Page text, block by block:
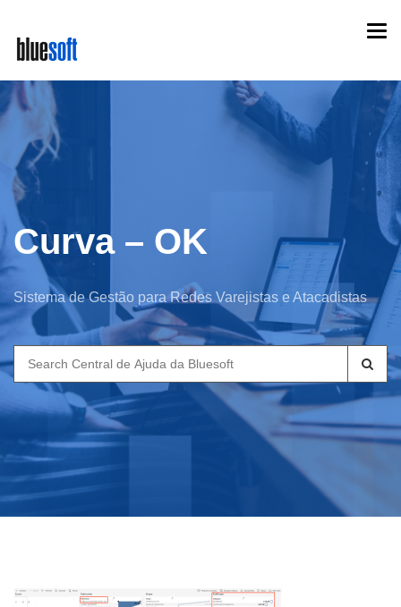
main
content
Curva – OK
Sistema de Gestão para Redes Varejistas e Atacadistas
Search
for: